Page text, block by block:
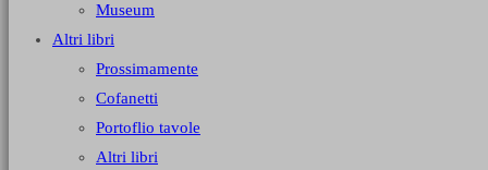
Museum
Altri libri
Prossimamente
Cofanetti
Portoflio tavole
Altri libri